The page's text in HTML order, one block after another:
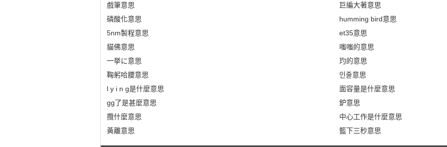
戲筆意思
磷酸化意思
5nm製程意思
貓佛意思
一挙に意思
鞠躬哈腰意思
l y i n g是什麼意思
gg了是甚麼意思
攬什麼意思
黃離意思
巨編大著意思
humming bird意思
et35意思
嗤嗤的意思
玓的意思
인줄意思
面容量是什麼意思
鈩意思
中心工作是什麼意思
籃下三秒意思